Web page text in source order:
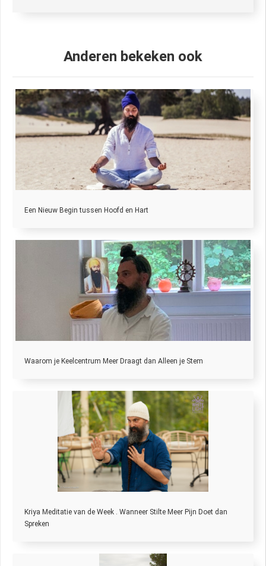
Anderen bekeken ook
Een Nieuw Begin tussen Hoofd en Hart
Waarom je Keelcentrum Meer Draagt dan Alleen je Stem
Kriya Meditatie van de Week . Wanneer Stilte Meer Pijn Doet dan
Spreken